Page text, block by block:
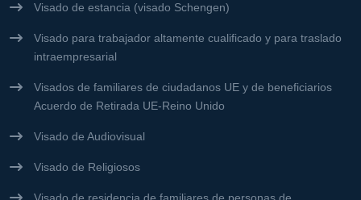
Visado de estancia (visado Schengen)
Visado para trabajador altamente cualificado y para traslado
intraempresarial
Visados de familiares de ciudadanos UE y de beneficiarios
Acuerdo de Retirada UE-Reino Unido
Visado de Audiovisual
Visado de Religiosos